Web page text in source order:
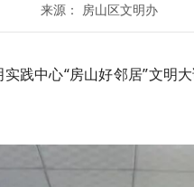
来源： 房山区文明办
践中心“房山好邻居”文